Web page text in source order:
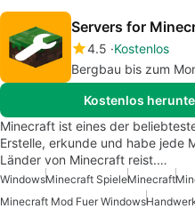
Servers for
4.5 Kostenlos
Bergbau bis zum
Kostenlos
Minecraft ist eines der
Erstelle, erkunde und habe jede
Länder von Minecraft reist.…
WindowsMinecraft SpieleMinecraft
Minecraft Mod Fuer Windows